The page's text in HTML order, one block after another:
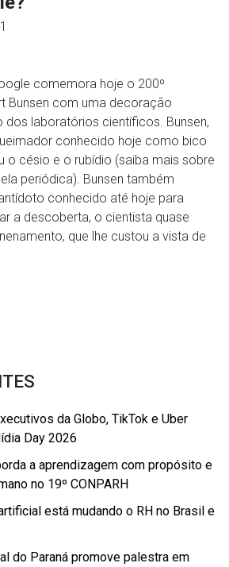
comemora hoje o 200º
Bunsen com uma decoração
dos laboratórios científicos. Bunsen,
conhecido hoje como bico
o césio e o rubídio (saiba mais sobre
periódica). Bunsen também
conhecido até hoje para
a descoberta, o cientista quase
que lhe custou a vista de
da Globo, TikTok e Uber
Day 2026
a aprendizagem com propósito e
no 19º CONPARH
está mudando o RH no Brasil e
do Paraná promove palestra em